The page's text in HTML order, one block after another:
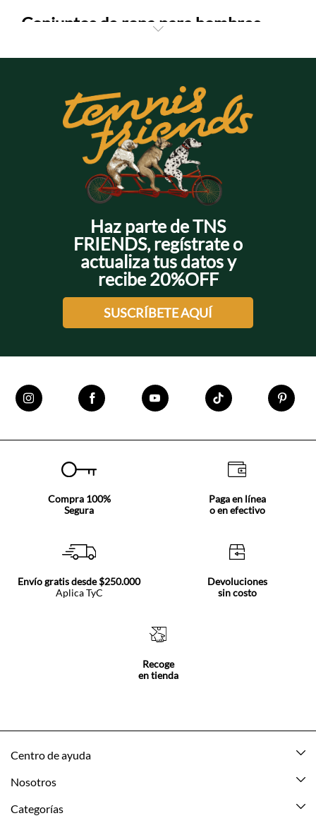
+
Conjuntos de ropa para hombres
siluetas relajadas, pretinas ajustables, estampados gráficos y
detalles bordados con las icónicas raquetas de Tennis.
También puedes encontrar propuestas unicolor, bloques de
color y referencias deportivas que conectan con la tendencia
athleisure y los looks streetwear más actuales. Gracias a sus
fits cómodos y acabados modernos, estas prendas funcionan
perfecto junto a tenis urbanos, gorras y chaquetas ligeras para
crear outfits completos con muy poco esfuerzo.
Los tonos neutros conviven con colores más intensos y detalles
conjuntos para hombres y encuentra opciones
funcionales para construir looks relajados con una vibra cool y
Haz parte de TNS
FRIENDS, regístrate o
actualiza tus datos y
recibe 20%OFF
SUSCRÍBETE AQUÍ
Compra 100%
Segura
Paga en línea
o en efectivo
Envío gratis desde $250.000
Aplica TyC
Devoluciones
sin costo
Recoge
en tienda
Centro de ayuda
Mis pedidos
Nosotros
Acerca de Tennis
Categorías